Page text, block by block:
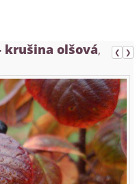
❮ ❯
krušina olšová,